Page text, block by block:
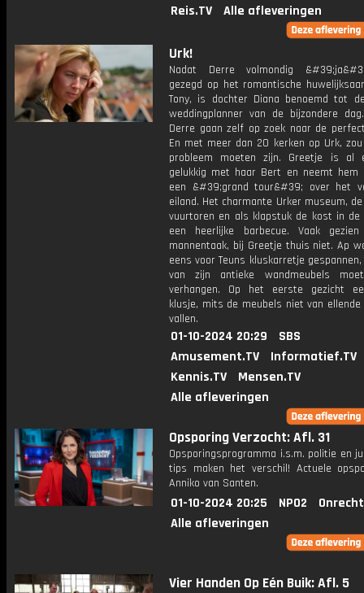
Reis.TV
Alle afleveringen
Urk!
Nadat Derre volmondig
gezegd op het romantische
Tony, is dochter Diana benoemd tot
weddingplanner van de bijzondere
Derre gaan zelf op zoek naar de
En met meer dan 20 kerken op Urk,
probleem moeten zijn. Greetje is al
gelukkig met haar Bert en neemt hem
een &#39;grand tour&#39; over het
eiland. Het charmante Urker museum,
vuurtoren en als klapstuk de kost in de
een heerlijke barbecue. Vaak
mannentaak, bij Greetje thuis niet. Ap
eens voor Teuns kluskarretje
van zijn antieke wandmeubels
verhangen. Op het eerste gezicht
klusje, mits de meubels niet van
vallen.
01-10-2024 20:29
SBS
Amusement.TV
Informatief.TV
Kennis.TV
Mensen.TV
Alle afleveringen
Opsporing Verzocht: Afl. 31
Opsporingsprogramma i.s.m. politie en
tips maken het verschil! Actuele
Anniko van Santen.
01-10-2024 20:25 NPO2
Alle afleveringen
Vier Handen Op Eén Buik: Afl. 5